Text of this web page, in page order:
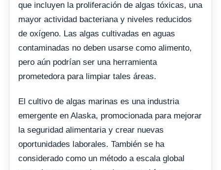
que incluyen la proliferación de algas tóxicas, una
mayor actividad bacteriana y niveles reducidos
de oxígeno. Las algas cultivadas en aguas
contaminadas no deben usarse como alimento,
pero aún podrían ser una herramienta
prometedora para limpiar tales áreas.
El cultivo de algas marinas es una industria
emergente en Alaska, promocionada para mejorar
la seguridad alimentaria y crear nuevas
oportunidades laborales. También se ha
considerado como un método a escala global